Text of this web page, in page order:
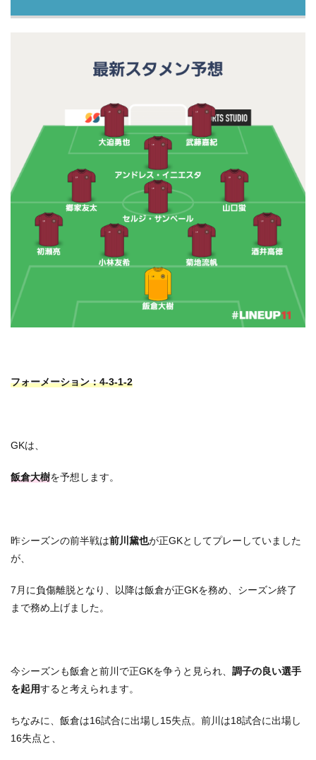
フォーメーション：4-3-1-2
GKは、
飯倉大樹を予想します。
昨シーズンの前半戦は前川黛也が正GKとしてプレーしていました
が、
7月に負傷離脱となり、以降は飯倉が正GKを務め、シーズン終了
まで務め上げました。
今シーズンも飯倉と前川で正GKを争うと見られ、 調子の良い選手
を起用すると考えられます。
ちなみに、飯倉は16試合に出場し15失点。前川は18試合に出場し
16失点と、